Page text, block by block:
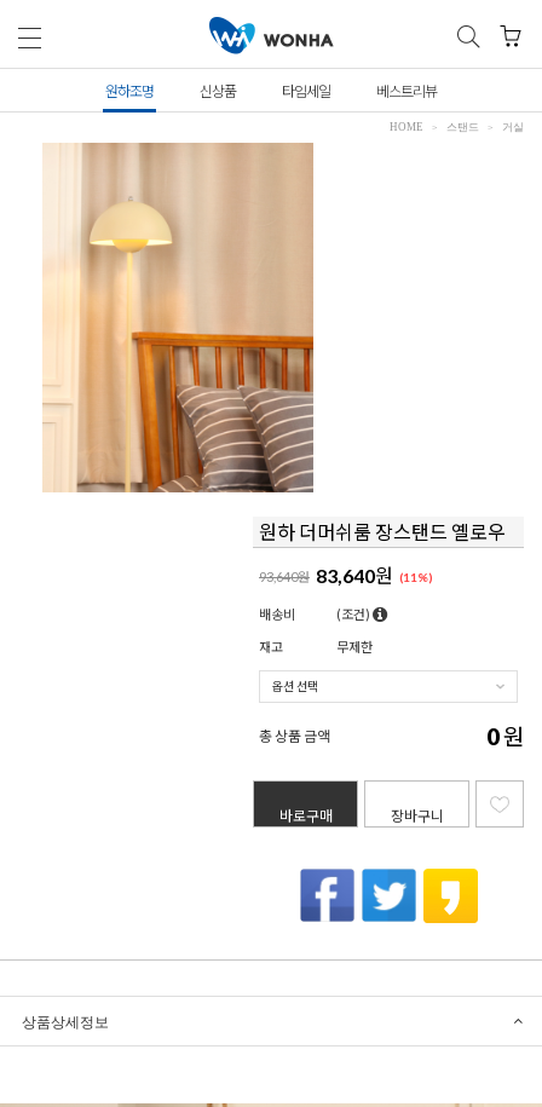
원하조명 신상품 타임세일 베스트리뷰
HOME 스탠드 거실
원하 더머쉬룸 장스탠드 옐로우
93,640원 83,640원 (11 %)
배송비 (조건)
재고 무제한
총 상품 금액 0원
바로구매 장바구니
상품상세정보